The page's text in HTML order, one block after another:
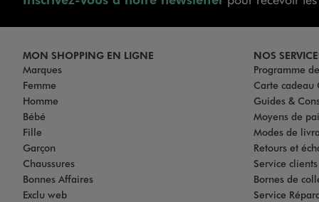
MON SHOPPING EN LIGNE
Marques
Femme
Homme
Bébé
Fille
Garçon
Chaussures
Bonnes Affaires
Exclu web
NOS
Programme
Carte cadeau
Guides &
Moyens de
Modes de
Retours et
Service
Bornes de
Service